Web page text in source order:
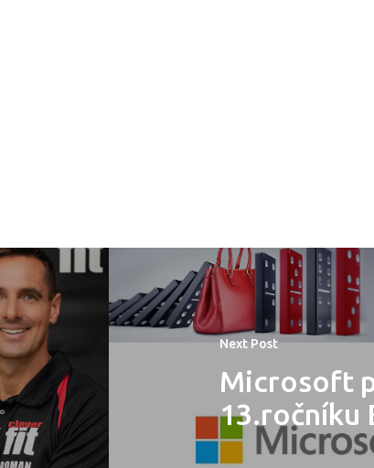
Next Post
Microsoft
13.ročníku